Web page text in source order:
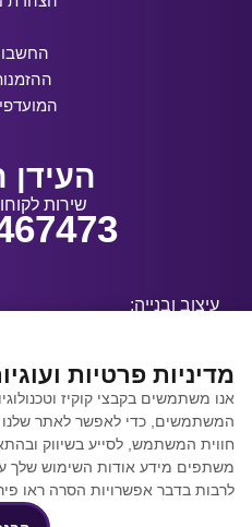
שירות
עיצוב ובנייה:
קידום
מדיניות פרטיות
אנו משתמשים בקבצי קוקיז
המשתמשים, כדי לאפשר לאתר
חווית המשתמש, לסייע בשיווק
משתפים מידע אודות השימוש שלך
לרבות בדבר אפשרויות הסרה ראו